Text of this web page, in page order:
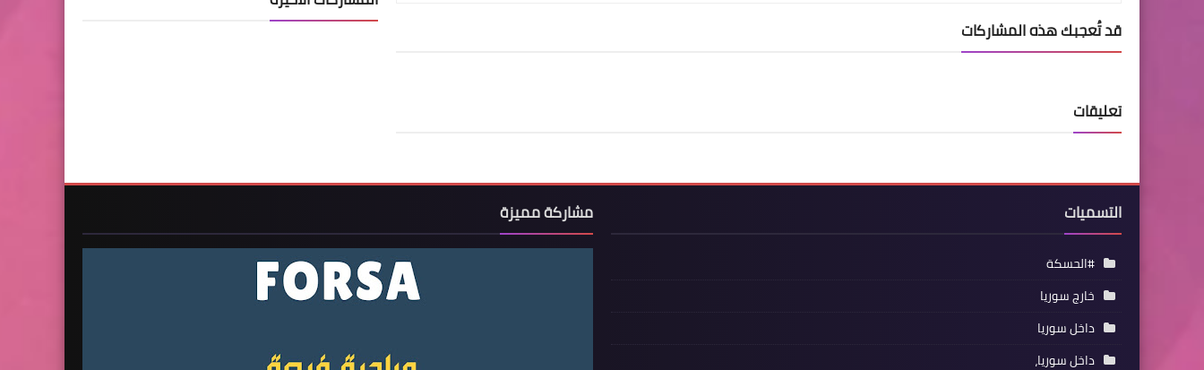
قد تُعجبك هذه المشاركات
تعليقات
التسميات
#الحسكة
خارج سوريا
داخل سوريا
داخل سوريا،
مشاركة مميزة